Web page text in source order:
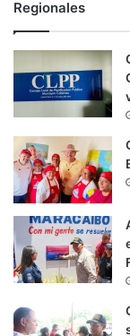
Regionales